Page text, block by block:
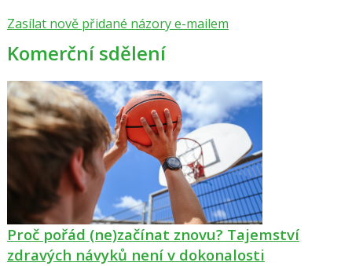
Zasílat nově přidané názory e-mailem
Komerční sdělení
Proč pořád (ne)začínat znovu? Tajemství
zdravých návyků není v dokonalosti